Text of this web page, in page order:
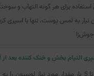
استفاده برای هر گونه التهاب و
نیار به لمس پوست، تنها با اسپری
التیام بخش و خنک کننده بعد از